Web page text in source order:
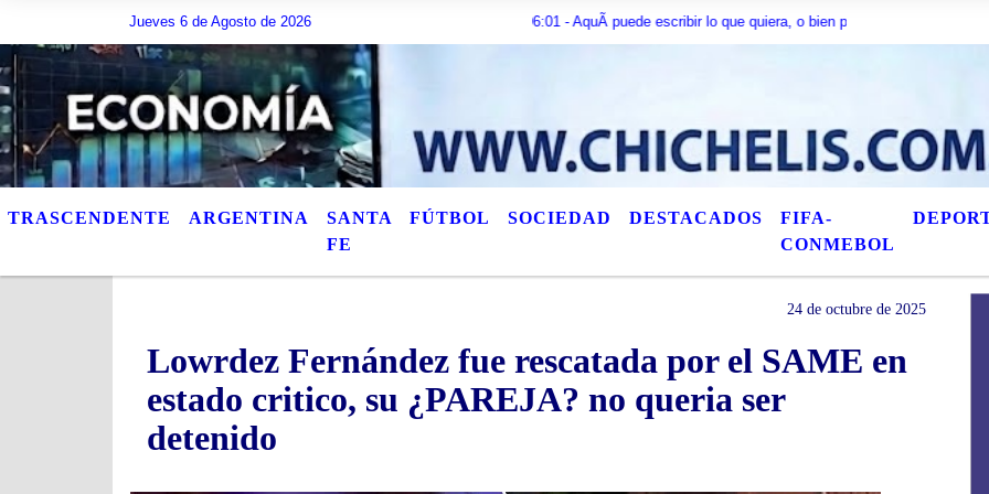
Jueves 6 de Agosto de 2026
Hoy es Jueves 6 de Agosto de 2026 y son las 06:01 - AquÃ­ puede escribir lo que quiera, o bien puede mostrar los Ãºltimos
TRASCENDENTE ARGENTINA
SANTA
FE
FÚTBOL SOCIEDAD DESTACADOS
FIFA-
CONMEBOL
24 de octubre de 2025
Lowrdez Fernández fue rescatada por el SAME en
estado critico, su ¿PAREJA? no queria ser
detenido